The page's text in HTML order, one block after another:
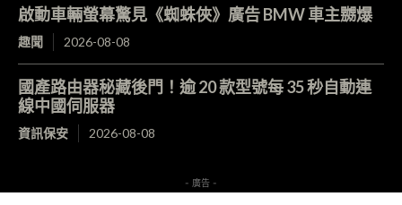
啟動車輛螢幕驚見《蜘蛛俠》廣告 BMW 車主嬲爆
趣聞 2026-08-08
國產路由器秘藏後門！逾 20 款型號每 35 秒自動連
線中國伺服器
資訊保安 2026-08-08
- 廣告 -